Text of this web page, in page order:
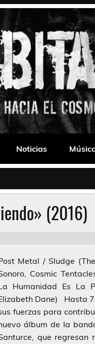
Noticias
(2016)
Metal / Sludge
Cosmic
Humanidad Es La
Dane) Hasta
fuerzas para
álbum de la
que regresan